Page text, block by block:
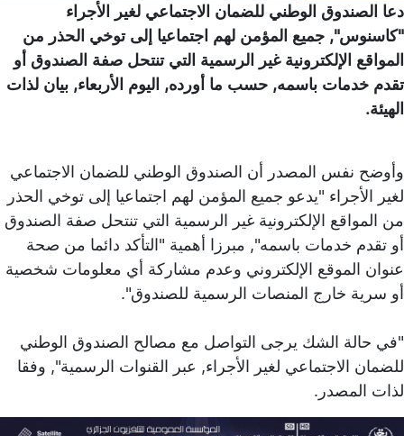
دعا الصندوق الوطني للضمان الاجتماعي لغير الأجراء
"كاسنوس", جميع المؤمن لهم اجتماعيا إلى توخي الحذر من
المواقع الإلكترونية غير الرسمية التي تنتحل صفة الصندوق أو
تقدم خدمات باسمه, حسب ما أورده, اليوم الأربعاء, بيان لذات
الهيئة.
وأوضح نفس المصدر أن الصندوق الوطني للضمان الاجتماعي
لغير الأجراء "يدعو جميع المؤمن لهم اجتماعيا إلى توخي الحذر
من المواقع الإلكترونية غير الرسمية التي تنتحل صفة الصندوق
أو تقدم خدمات باسمه", مبرزا أهمية "التأكد دائما من صحة
عنوان الموقع الإلكتروني وعدم مشاركة أي معلومات شخصية
أو سرية خارج المنصات الرسمية للصندوق".
"في حالة الشك يرجى التواصل مع مصالح الصندوق الوطني
للضمان الاجتماعي لغير الأجراء, عبر القنوات الرسمية", وفقا
لذات المصدر.